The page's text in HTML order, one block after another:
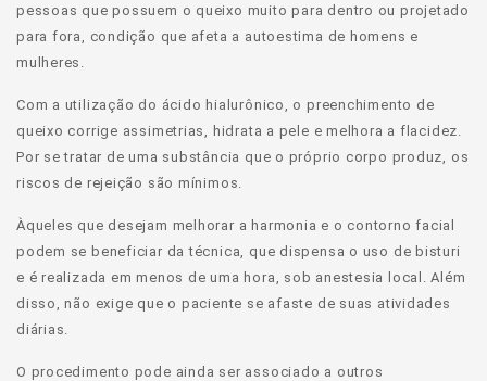
pessoas que possuem o queixo muito para dentro ou projetado
para fora, condição que afeta a autoestima de homens e
mulheres.
Com a utilização do ácido hialurônico, o preenchimento de
queixo corrige assimetrias, hidrata a pele e melhora a flacidez.
Por se tratar de uma substância que o próprio corpo produz, os
riscos de rejeição são mínimos.
Àqueles que desejam melhorar a harmonia e o contorno facial
podem se beneficiar da técnica, que dispensa o uso de bisturi
e é realizada em menos de uma hora, sob anestesia local. Além
disso, não exige que o paciente se afaste de suas atividades
diárias.
O procedimento pode ainda ser associado a outros